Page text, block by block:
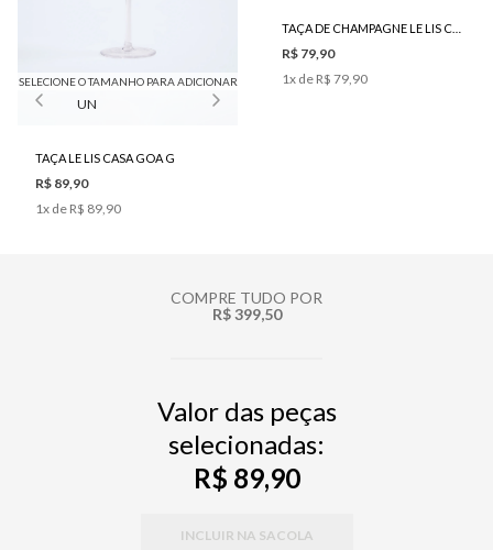
SELECIONE O TAMANHO PARA ADICIONAR
UN
TAÇA LE LIS CASA GOA G
R$ 89,90
1x de R$ 89,90
R$ 79,90
1x de R$ 79,90
COMPRE TUDO POR
R$ 399,50
Valor das peças
selecionadas:
R$ 89,90
INCLUIR NA SACOLA